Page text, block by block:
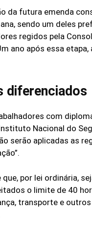
da futura emenda
sendo um deles
regidos pela
ano após essa
diferenciados
com
Nacional do
serão aplicadas as
por lei ordinária,
o limite de 40
transporte e